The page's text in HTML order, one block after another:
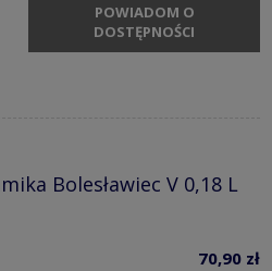
POWIADOM O
DOSTĘPNOŚCI
Bolesławiec V 0,18 L
70,90 zł